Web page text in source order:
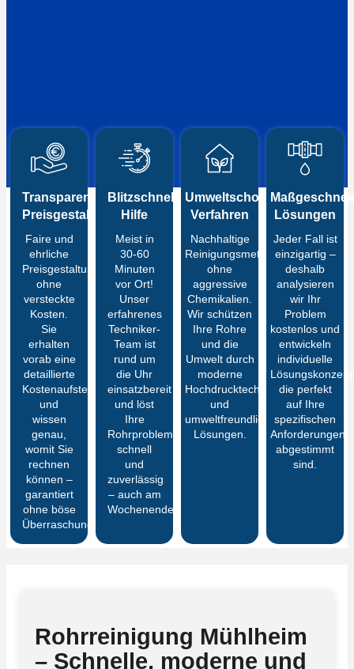
Transparente
Preisgestaltung
Faire und
ehrliche
Preisgestaltung
ohne
versteckte
Kosten.
Sie
erhalten
vorab eine
detaillierte
Kostenaufstellung
und
wissen
genau,
womit Sie
rechnen
können –
garantiert
ohne böse
Überraschungen
Blitzschnelle
Hilfe
Meist in
30-60
Minuten
vor Ort!
Unser
erfahrenes
Techniker-
Team ist
rund um
die Uhr
einsatzbereit
und löst
Ihre
Rohrprobleme
schnell
und
zuverlässig
– auch am
Wochenende.
Umweltschonende
Verfahren
Nachhaltige
Reinigungsmethoden
ohne
aggressive
Chemikalien.
Wir schützen
Ihre Rohre
und die
Umwelt durch
moderne
Hochdrucktechnik
und
umweltfreundliche
Lösungen.
Lösungen
Jeder Fall ist
einzigartig –
deshalb
analysieren
wir Ihr
Problem
kostenlos und
entwickeln
individuelle
die perfekt
auf Ihre
spezifischen
Anforderungen
abgestimmt
sind.
Rohrreinigung Mühlheim
– Schnelle, moderne und